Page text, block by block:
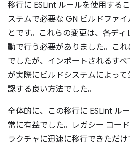
移行に ESLint ルールを使用する
ステムで必要な GN ビルドファ
とです。これらの変更は、各デ
動で行う必要がありました。こ
でしたが、インポートされるすべ
が実際にビルドシステムによっ
認する良い方法でした。
全体的に、この移行に ESLint ル
常に有益でした。レガシー コー
ラクチャに迅速に移行できただ